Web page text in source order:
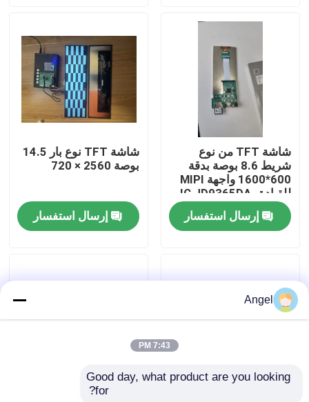
أشرطة فيديو
عرض الواقع الافتراضي
معلومات عنا
جولة في المعمل
اتصل بنا
شاشة TFT من نوع
شريط 8.6 بوصة بدقة
600*1600 واجهة MIPI
للقيادة IC JD9365DA-
H3
إرسال استفسار
شاشة TFT نوع بار 14.5
بوصة 2560 × 720
إرسال استفسار
Angel
7:43 PM
Good day, what product are you looking
for?